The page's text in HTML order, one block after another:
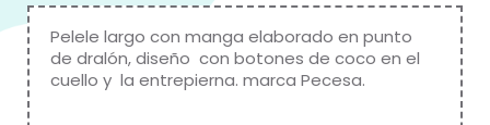
Pelele largo con manga elaborado en punto
de dralón, diseño con botones de coco en el
cuello y la entrepierna. marca Pecesa.